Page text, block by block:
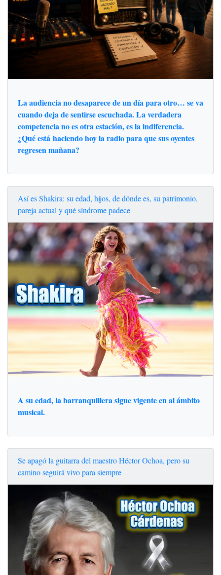
La audiencia no desaparece de un día para otro… se va
cuando deja de sentirse escuchada. La verdadera
competencia no es otra estación, es la indiferencia.
¿Qué está haciendo hoy la radio para que sus oyentes
regresen mañana?
Así es Shakira: su edad, hijos, de dónde es, su patrimonio,
pareja actual y qué síndrome padece
A su edad, la barranquillera sigue vigente en al ámbito
musical.
Se apagó la guitarra del maestro Héctor Ochoa, pero su
camino seguirá vivo para siempre